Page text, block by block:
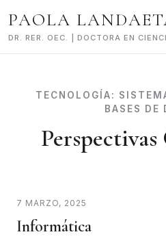
to
content
PAOLA
DR. RER. OEC. | DOCTORA EN
TECNOLOGÍA:
BASES DE
Perspectivas
7 MARZO, 2025
Informática